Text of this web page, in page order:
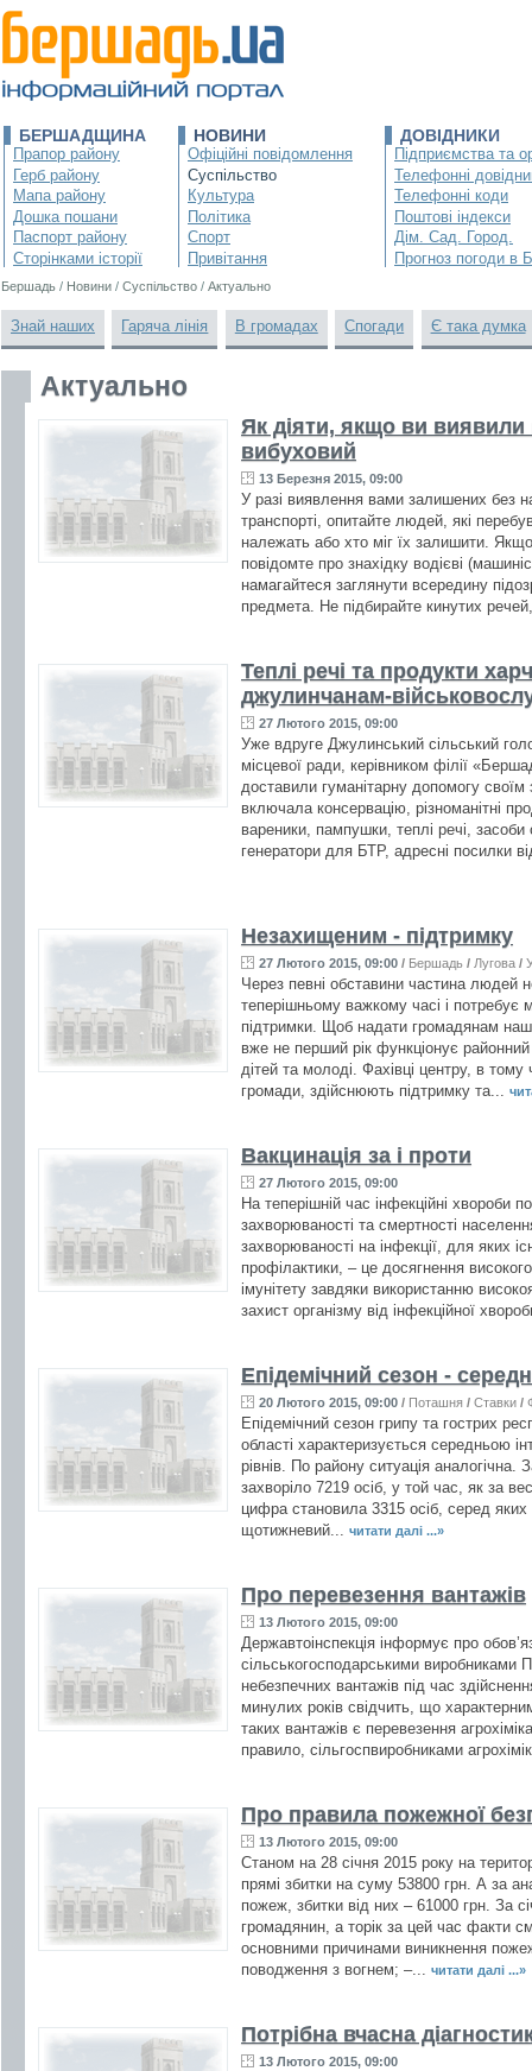
БЕРШАДЩИНА
Прапор району
Герб району
Мапа району
Дошка пошани
Паспорт району
Сторінками історії
НОВИНИ
Офіційні повідомлення
Суспільство
Культура
Політика
Спорт
Привітання
ДОВІДНИКИ
Підприємства та
Телефонні
Телефонні коди
Поштові індекси
Дім. Сад. Город.
Прогноз погоди в
Бершадь / Новини / Суспільство / Актуально
Знай наших Гаряча лінія В громадах Спогади Є така думка
Актуально
Як діяти, якщо ви
вибуховий
13 Березня 2015, 09:00
У разі виявлення вами залишених без
транспорті, опитайте людей, які
належать або хто міг їх залишити.
повідомте про знахідку водієві
намагайтеся заглянути всередину
предмета. Не підбирайте кинутих
Теплі речі та продукти
джулинчанам-
27 Лютого 2015, 09:00
Уже вдруге Джулинський сільський
місцевої ради, керівником філії
доставили гуманітарну допомогу
включала консервацію, різноманітні
вареники, пампушки, теплі речі, засоби
генератори для БТР, адресні посилки
Незахищеним - підтримку
27 Лютого 2015, 09:00 / Бершадь / Лугова /
Через певні обставини частина
теперішньому важкому часі і потребує
підтримки. Щоб надати громадянам
вже не перший рік функціонує
дітей та молоді. Фахівці центру, в тому
громади, здійснюють підтримку та...
Вакцинація за і проти
27 Лютого 2015, 09:00
На теперішній час інфекційні хвороби
захворюваності та смертності
захворюваності на інфекції, для яких
профілактики, – це досягнення
імунітету завдяки використанню
захист організму від інфекційної
Епідемічний сезон -
20 Лютого 2015, 09:00 / Поташня / Ставки /
Епідемічний сезон грипу та гострих
області характеризується середньою
рівнів. По району ситуація
захворіло 7219 осіб, у той час, як за
цифра становила 3315 осіб, серед яких
щотижневий...
читати далі ...»
Про перевезення вантажів
13 Лютого 2015, 09:00
Державтоінспекція інформує про
сільськогосподарськими виробниками
небезпечних вантажів під час
минулих років свідчить, що
таких вантажів є перевезення
правило, сільгоспвиробниками
Про правила пожежної
13 Лютого 2015, 09:00
Станом на 28 січня 2015 року на
прямі збитки на суму 53800 грн. А за
пожеж, збитки від них – 61000 грн. За
громадянин, а торік за цей час факти
основними причинами виникнення
поводження з вогнем; –...
читати далі ...»
Потрібна вчасна
13 Лютого 2015, 09:00